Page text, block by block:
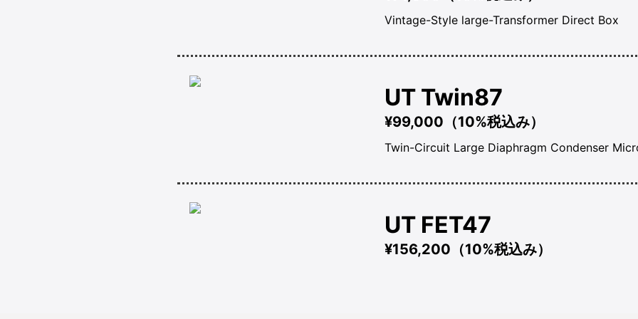
Vintage-Style large-Transformer Direct Box
UT Twin87
¥99,000（10%税込み）
Twin-Circuit Large Diaphragm Condenser
UT FET47
¥156,200（10%税込み）